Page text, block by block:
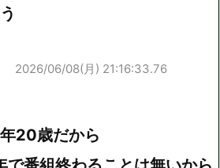
2026/06/08(月) 21:16:33.76
20歳だから